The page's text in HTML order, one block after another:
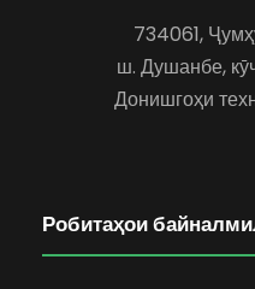
734061,
ш. Душанбе,
Донишгоҳи
Робитаҳои